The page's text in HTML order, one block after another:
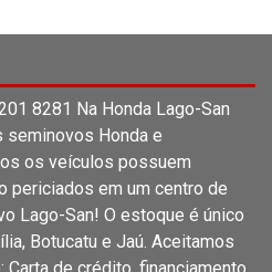
8281 Na Honda Lago-San
seminovos Honda e
os veículos possuem
periciados em um centro de
Lago-San! O estoque é único
Botucatu e Jaú. Aceitamos